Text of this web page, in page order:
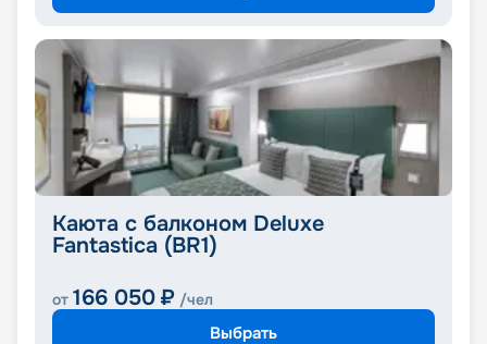
Каюта с балконом Deluxe
Fantastica (BR1)
от 166 050 ₽ /чел
Выбрать